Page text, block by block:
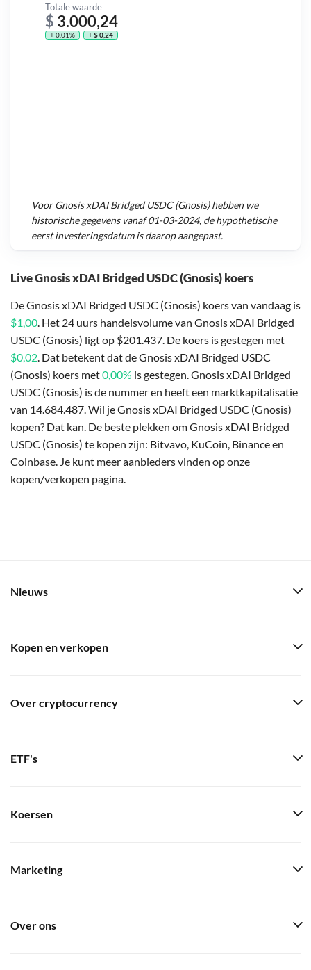
Live Gnosis xDAI Bridged USDC (Gnosis) koers
De Gnosis xDAI Bridged USDC (Gnosis) koers van vandaag is
$1,00. Het 24 uurs handelsvolume van Gnosis xDAI Bridged
USDC (Gnosis) ligt op $201.437. De koers is gestegen met
$0,02. Dat betekent dat de Gnosis xDAI Bridged USDC
(Gnosis) koers met0,00% is gestegen. Gnosis xDAI Bridged
USDC (Gnosis) is de nummer en heeft een marktkapitalisatie
van 14.684.487. Wil je Gnosis xDAI Bridged USDC (Gnosis)
kopen? Dat kan. De beste plekken om Gnosis xDAI Bridged
USDC (Gnosis) te kopen zijn: Bitvavo, KuCoin, Binance en
Coinbase. Je kunt meer aanbieders vinden op onze
kopen/verkopen pagina.
Totale waarde
$ 3.000,24
+ 0,01% + $ 0,24
VoorGnosis xDAI Bridged USDC (Gnosis)hebben we
historische gegevens vanaf01-03-2024, de hypothetische
eerst investeringsdatum is daarop aangepast.
Nieuws
Kopen en verkopen
Over cryptocurrency
ETF's
Koersen
Marketing
Over ons